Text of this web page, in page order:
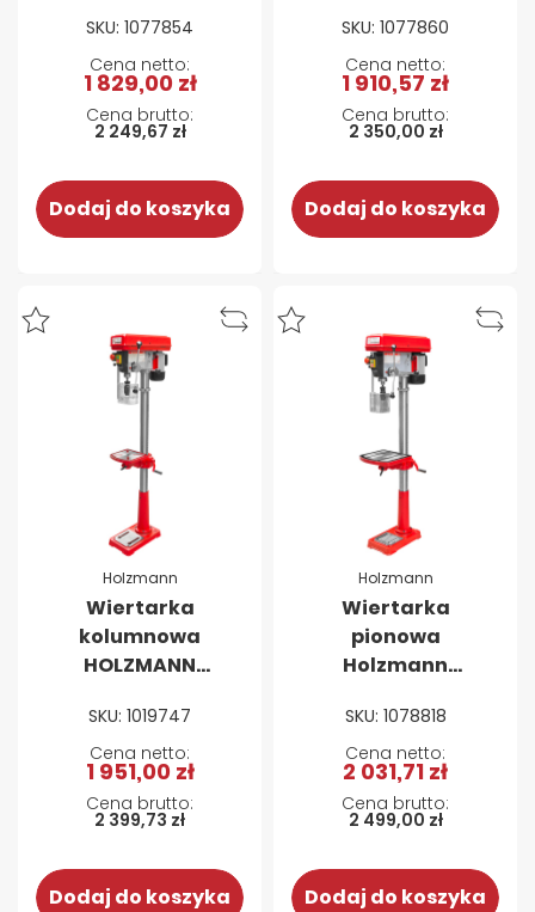
GSM16E R11,
GSM30E R30
Holzmann GSMMS
SKU: 1077854
2 249,67 zł
1 829,00 zł
Dodaj do koszyka
SKU: 1077860
2 350,00 zł
1 910,57 zł
Dodaj do koszyka
Holzmann
Wiertarka
kolumnowa
HOLZMANN
SKU: 1019747
2 399,73 zł
1 951,00 zł
Dodaj do koszyka
Holzmann
Wiertarka
pionowa
Holzmann
SKU: 1078818
2 499,00 zł
2 031,71 zł
Dodaj do koszyka